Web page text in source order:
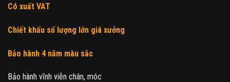
Có xuất VAT
Chiết khấu số lượng lớn giá xưởng
Bảo hành 4 năm màu sắc
Bảo hành vĩnh viễn chân, móc